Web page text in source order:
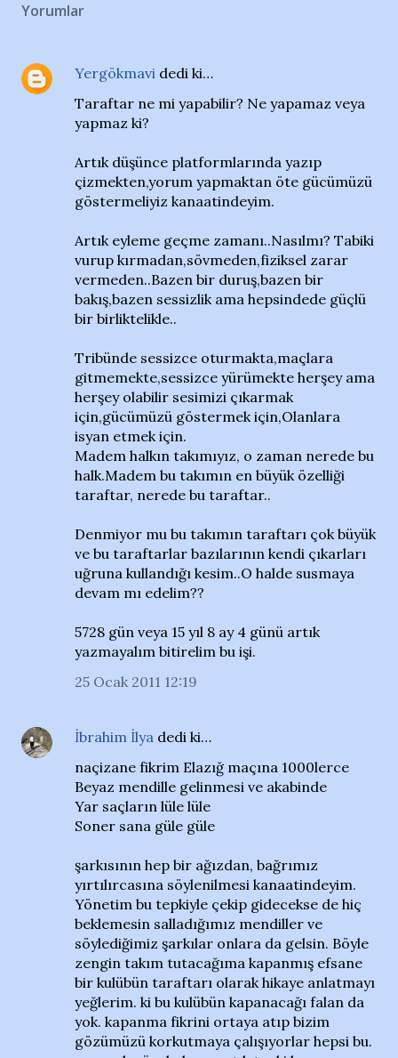
Yorumlar
Yergökmavi dedi ki…
Taraftar ne mi yapabilir? Ne yapamaz veya
yapmaz ki?
Artık düşünce platformlarında yazıp
çizmekten,yorum yapmaktan öte gücümüzü
göstermeliyiz kanaatindeyim.
Artık eyleme geçme zamanı..Nasılmı? Tabiki
vurup kırmadan,sövmeden,fiziksel zarar
vermeden..Bazen bir duruş,bazen bir
bakış,bazen sessizlik ama hepsindede güçlü
bir birliktelikle..
Tribünde sessizce oturmakta,maçlara
gitmemekte,sessizce yürümekte herşey ama
herşey olabilir sesimizi çıkarmak
için,gücümüzü göstermek için,Olanlara
isyan etmek için.
Madem halkın takımıyız, o zaman nerede bu
halk.Madem bu takımın en büyük özelliği
taraftar, nerede bu taraftar..
Denmiyor mu bu takımın taraftarı çok büyük
ve bu taraftarlar bazılarının kendi çıkarları
uğruna kullandığı kesim..O halde susmaya
devam mı edelim??
5728 gün veya 15 yıl 8 ay 4 günü artık
yazmayalım bitirelim bu işi.
25 Ocak 2011 12:19
İbrahim İlya dedi ki…
naçizane fikrim Elazığ maçına 1000lerce
Beyaz mendille gelinmesi ve akabinde
Yar saçların lüle lüle
Soner sana güle güle
şarkısının hep bir ağızdan, bağrımız
yırtılırcasına söylenilmesi kanaatindeyim.
Yönetim bu tepkiyle çekip gidecekse de hiç
beklemesin salladığımız mendiller ve
söylediğimiz şarkılar onlara da gelsin. Böyle
zengin takım tutacağıma kapanmış efsane
bir kulübün taraftarı olarak hikaye anlatmayı
yeğlerim. ki bu kulübün kapanacağı falan da
yok. kapanma fikrini ortaya atıp bizim
gözümüzü korkutmaya çalışıyorlar hepsi bu.